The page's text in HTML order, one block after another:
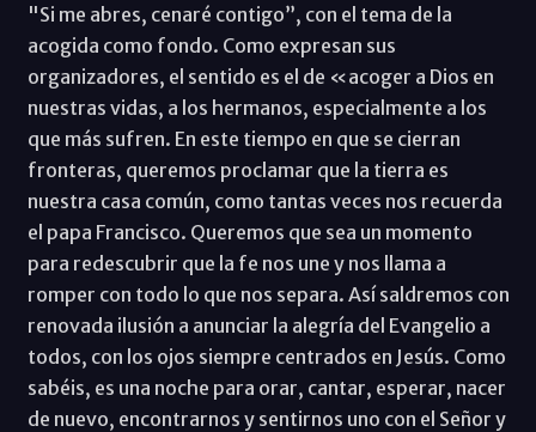
"Si me abres, cenaré contigo”, con el tema de la
acogida como fondo. Como expresan sus
organizadores, el sentido es el de «acoger a Dios en
nuestras vidas, a los hermanos, especialmente a los
que más sufren. En este tiempo en que se cierran
fronteras, queremos proclamar que la tierra es
nuestra casa común, como tantas veces nos recuerda
el papa Francisco. Queremos que sea un momento
para redescubrir que la fe nos une y nos llama a
romper con todo lo que nos separa. Así saldremos con
renovada ilusión a anunciar la alegría del Evangelio a
todos, con los ojos siempre centrados en Jesús. Como
sabéis, es una noche para orar, cantar, esperar, nacer
de nuevo, encontrarnos y sentirnos uno con el Señor y